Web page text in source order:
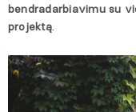
bendradarbiavimu su
projektą.